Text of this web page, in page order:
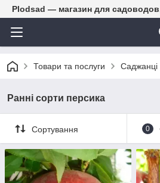
Plodsad — магазин для
Товари та послуги Саджанці
Ранні сорти персика
Сортування 0